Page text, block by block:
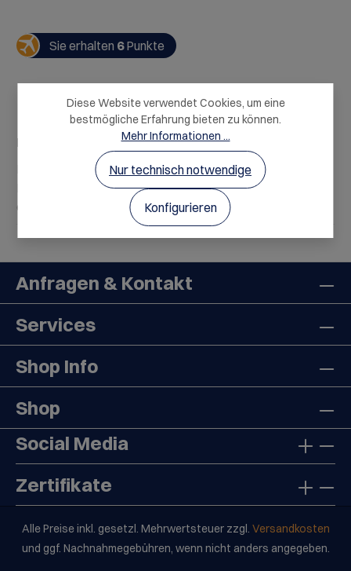
Sie erhalten 6Punkte
Beschreibung
HERKUNFT: BelgienINHALT: 200gBESCHREIBUNG:
Fantastisches Sortiment belgischer Trüffel mit Milch-,
dunkler und weißer Füllung…Mehr
Anfragen & Kontakt
Services
Shop Info
Shop
Social Media
Zertifikate
Alle Preise inkl. gesetzl. Mehrwertsteuer zzgl. Versandkosten
und ggf. Nachnahmegebühren, wenn nicht anders angegeben.
Diese Website verwendet Cookies, um eine
bestmögliche Erfahrung bieten zu können.
Mehr Informationen ...
Nur technisch notwendige
Konfigurieren